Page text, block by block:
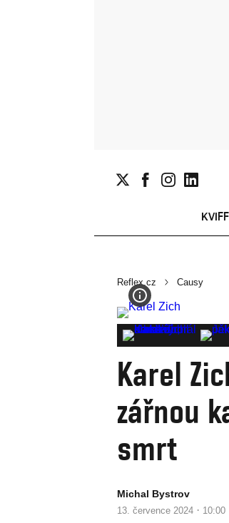
Reflex.cz Causy
Karel
zářnou
smrt
Michal Bystrov
13. července 2024 · 10:00